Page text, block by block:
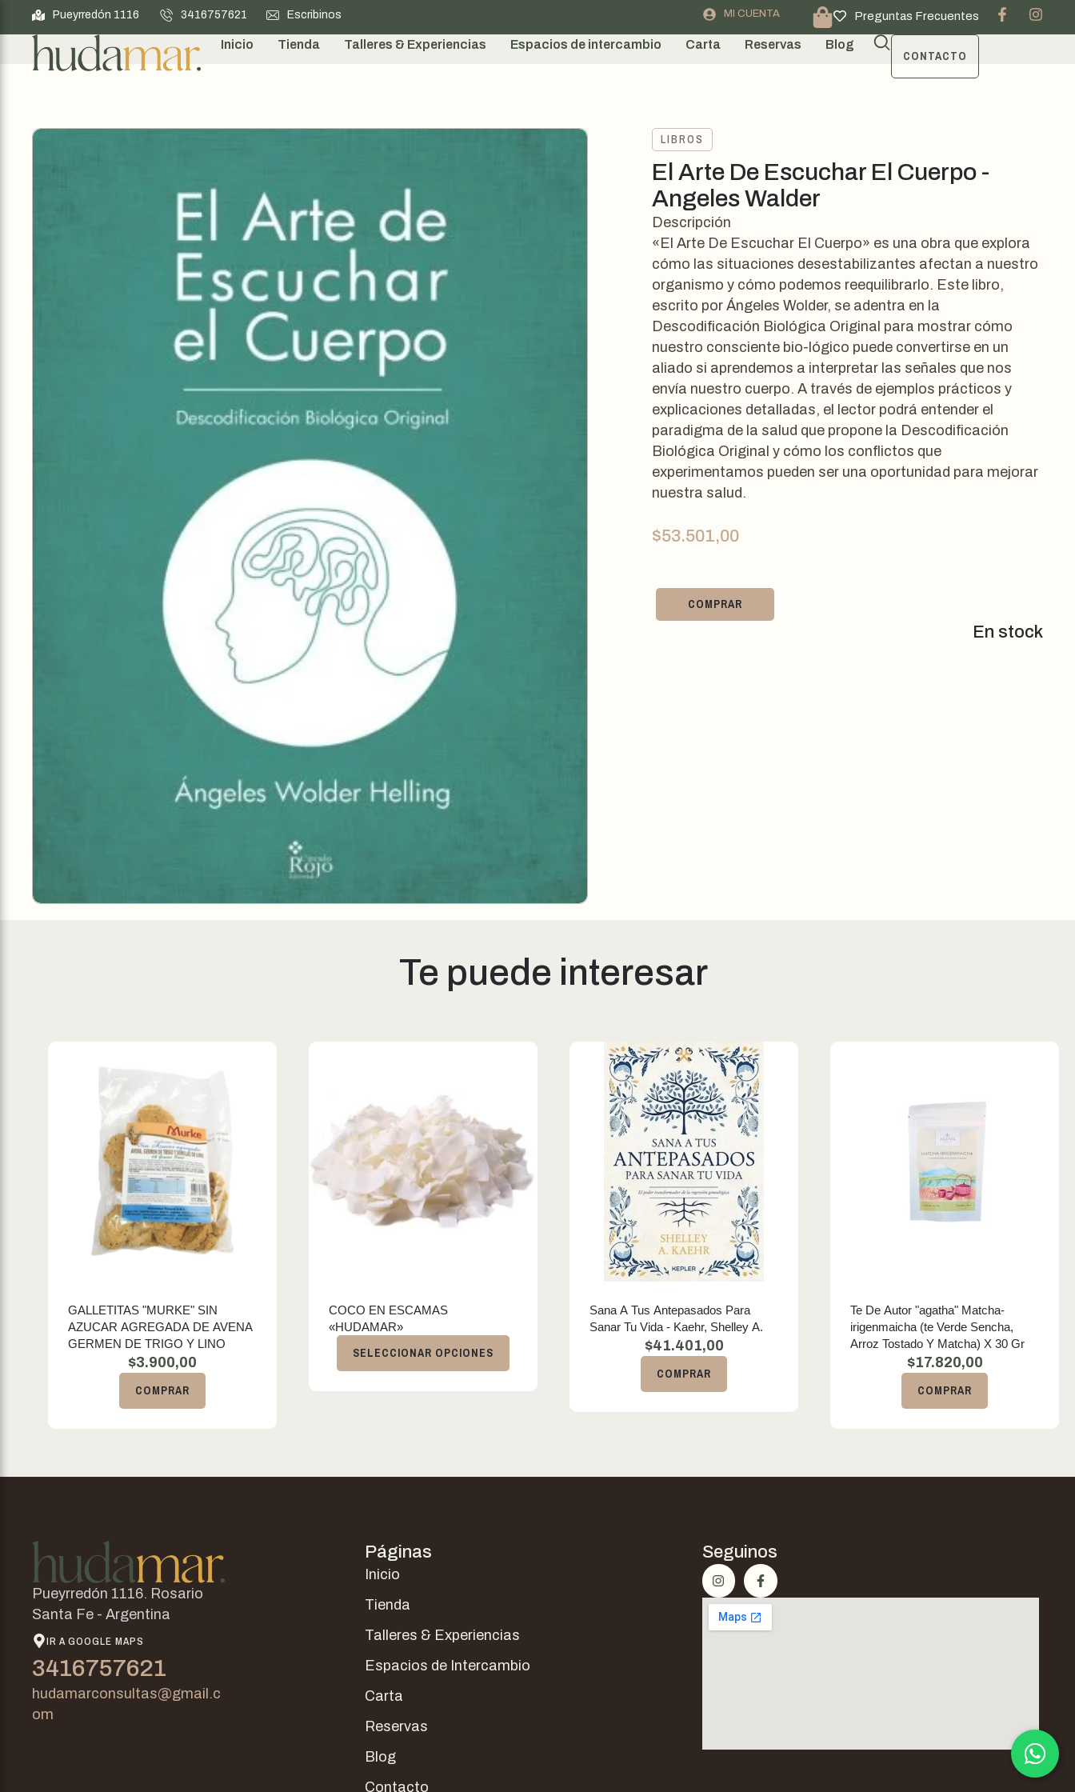
Pueyrredón 1116 3416757621 Escribinos MI CUENTA Preguntas Frecuentes
Inicio Tienda Talleres & Experiencias Espacios de intercambio Carta Reservas Blog
CONTACTO
LIBROS
El Arte De Escuchar El Cuerpo -
Angeles Walder
Descripción
«El Arte De Escuchar El Cuerpo» es una obra que explora
cómo las situaciones desestabilizantes afectan a nuestro
organismo y cómo podemos reequilibrarlo. Este libro,
escrito por Ángeles Wolder, se adentra en la
Descodificación Biológica Original para mostrar cómo
nuestro consciente bio-lógico puede convertirse en un
aliado si aprendemos a interpretar las señales que nos
envía nuestro cuerpo. A través de ejemplos prácticos y
explicaciones detalladas, el lector podrá entender el
paradigma de la salud que propone la Descodificación
Biológica Original y cómo los conflictos que
experimentamos pueden ser una oportunidad para mejorar
nuestra salud.
$53.501,00
COMPRAR
En stock
Te puede interesar
GALLETITAS "MURKE" SIN
AZUCAR AGREGADA DE AVENA
GERMEN DE TRIGO Y LINO
$3.900,00
COMPRAR
COCO EN ESCAMAS
«HUDAMAR»
SELECCIONAR OPCIONES
Sana A Tus Antepasados Para
Sanar Tu Vida - Kaehr, Shelley A.
$41.401,00
COMPRAR
Te De Autor "agatha" Matcha-
irigenmaicha (te Verde Sencha,
Arroz Tostado Y Matcha) X 30 Gr
$17.820,00
COMPRAR
Pueyrredón 1116. Rosario
Santa Fe - Argentina
IR A GOOGLE MAPS
3416757621
hudamarconsultas@gmail.c
om
Páginas
Inicio
Tienda
Talleres & Experiencias
Espacios de Intercambio
Carta
Reservas
Blog
Contacto
Seguinos